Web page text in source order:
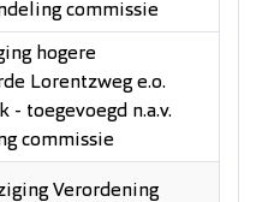
commissie
hogere
Lorentzweg e.o.
- toegevoegd n.a.v.
commissie
Verordening